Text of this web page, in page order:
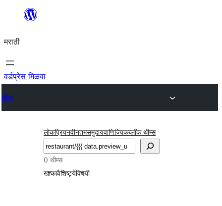
सामुग्रीवर
मराठी
वर्डप्रेस मिळवा
थीम्स
लोकप्रियनवीनतमसमुदायवाणिज्यिकब्लॉक थीम्स
शोधा
0 थीम्स
खाकावैशिष्ट्येविषयी